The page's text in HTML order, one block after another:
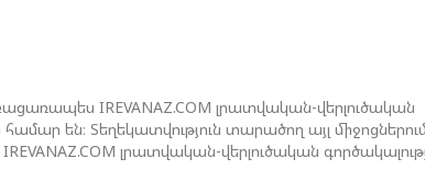
IREVANAZ.COM լրատվական-վերլուծական
են։ Տեղեկատվություն տարածող այլ միջոցներում
լրատվական-վերլուծական